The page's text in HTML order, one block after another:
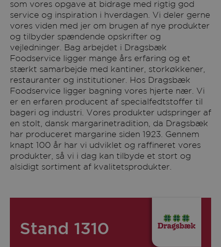
som vores opgave at bidrage med rigtig god
service og inspiration i hverdagen. Vi deler gerne
vores viden med jer om brugen af nye produkter
og tilbyder spændende opskrifter og
vejledninger. Bag arbejdet i Dragsbæk
Foodservice ligger mange års erfaring og et
stærkt samarbejde med kantiner, storkøkkener,
restauranter og institutioner. Hos Dragsbæk
Foodservice ligger bagning vores hjerte nær. Vi
er en erfaren producent af specialfedtstoffer til
bageri og industri. Vores produkter udspringer af
en stolt, dansk margarinetradition, da Dragsbæk
har produceret margarine siden 1923. Gennem
knapt 100 år har vi udviklet og raffineret vores
produkter, så vi i dag kan tilbyde et stort og
alsidigt sortiment af kvalitetsprodukter.
Stand 1310